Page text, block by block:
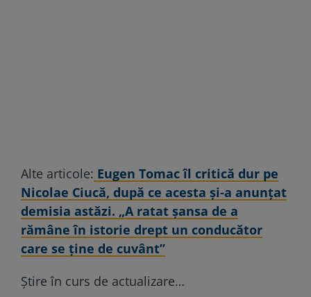
Alte articole: Eugen Tomac îl critică dur pe
Nicolae Ciucă, după ce acesta și-a anunțat
demisia astăzi. „A ratat șansa de a
rămâne în istorie drept un conducător
care se ține de cuvânt”
Știre în curs de actualizare…